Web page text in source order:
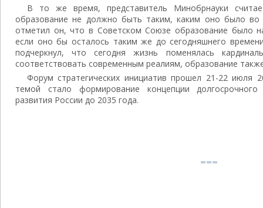
В то же время, представитель Минобрнауки
образование не должно быть таким, каким оно было во
отметил он, что в Советском Союзе образование было
если оно бы осталось таким же до сегодняшнего
подчеркнул, что сегодня жизнь поменялась
соответствовать современным реалиям, образование
Форум стратегических инициатив прошел 21-22 июля
темой стало формирование концепции
развития России до 2035 года.